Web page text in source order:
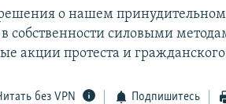
о нашем
собственности силовыми
акции протеста и
без VPN Подпишитесь